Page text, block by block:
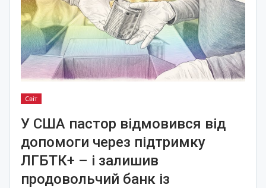
Світ
У США пастор відмовився від
допомоги через підтримку
ЛГБТК+ – і залишив
продовольчий банк із